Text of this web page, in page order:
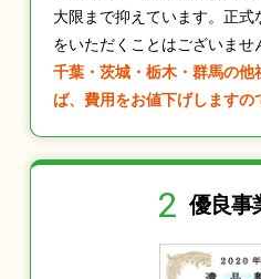
大限まで抑えています。正
をいただくことはございませ
千葉・茨城・栃木・群馬の
ば、費用をお値下げしますの
2 優良事